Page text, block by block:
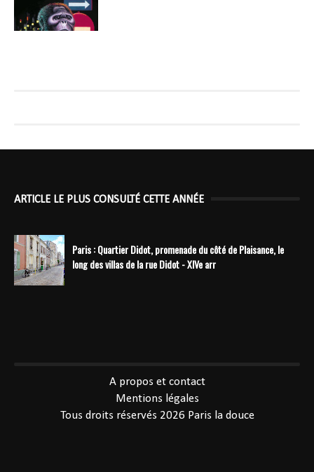
ARTICLE LE PLUS CONSULTÉ CETTE ANNÉE
Paris : Quartier Didot, promenade du côté de Plaisance, le
long des villas de la rue Didot - XIVe arr
A propos et contact
Mentions légales
Tous droits réservés 2026 Paris la douce